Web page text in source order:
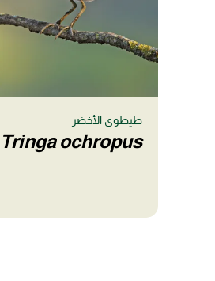
طيطوى الأخضر
Tringa ochropus